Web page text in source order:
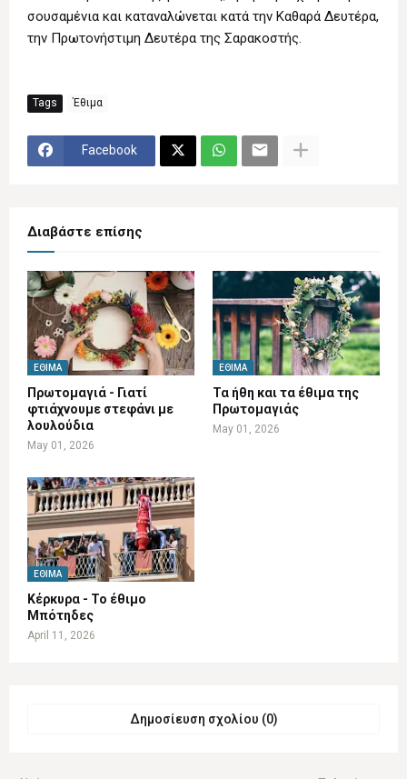
σουσαμένια και καταναλώνεται κατά την Καθαρά Δευτέρα,
την Πρωτονήστιμη Δευτέρα της Σαρακοστής.
Tags Έθιμα
Facebook
Διαβάστε επίσης
ΈΘΙΜΑ
Πρωτομαγιά - Γιατί
φτιάχνουμε στεφάνι με
λουλούδια
May 01, 2026
ΈΘΙΜΑ
Τα ήθη και τα έθιμα της
Πρωτομαγιάς
May 01, 2026
ΈΘΙΜΑ
Κέρκυρα - Το έθιμο
Μπότηδες
April 11, 2026
Δημοσίευση σχολίου (0)